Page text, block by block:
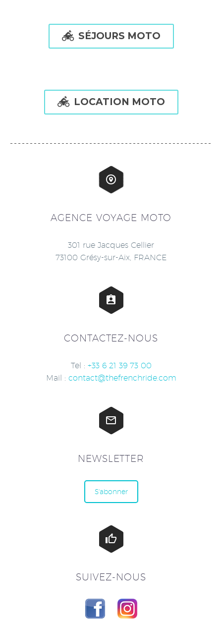
 SÉJOURS MOTO
 LOCATION MOTO


AGENCE VOYAGE MOTO
301 rue Jacques Cellier
73100 Grésy-sur-Aix, FRANCE


CONTACTEZ-NOUS
Tel : +33 6 21 39 73 00
Mail : contact@thefrenchride.com


NEWSLETTER
S'abonner


SUIVEZ-NOUS